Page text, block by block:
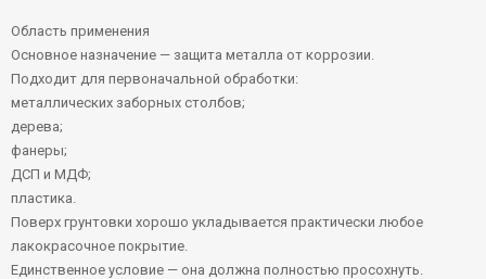
Область применения
Основное назначение — защита металла от коррозии.
Подходит для первоначальной обработки:
металлических заборных столбов;
дерева;
фанеры;
ДСП и МДФ;
пластика.
Поверх грунтовки хорошо укладывается практически любое
лакокрасочное покрытие.
Единственное условие — она должна полностью просохнуть.